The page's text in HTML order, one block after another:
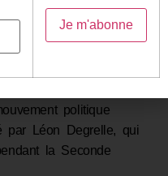
dénigrement sur les
et de leurs
est d’ajouter que les
politique
par Léon Degrelle, qui
la Seconde